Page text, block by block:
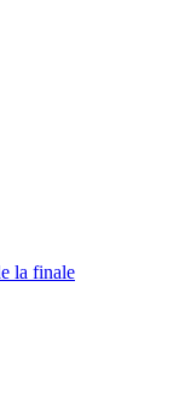
la finale